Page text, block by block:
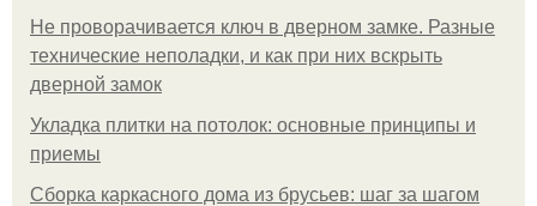
Не проворачивается ключ в дверном замке. Разные
технические неполадки, и как при них вскрыть
дверной замок
Укладка плитки на потолок: основные принципы и
приемы
Сборка каркасного дома из брусьев: шаг за шагом